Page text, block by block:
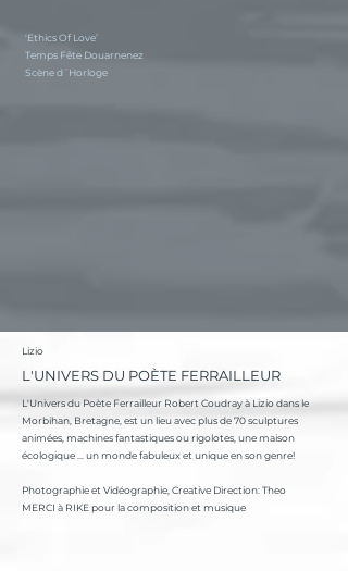
'Ethics Of Love’
Temps Fête Douarnenez
Scène d´Horloge
Lizio
L'UNIVERS DU POÈTE FERRAILLEUR
L'Univers du Poète Ferrailleur Robert Coudray à Lizio dans le
Morbihan, Bretagne, est un lieu avec plus de 70 sculptures
animées, machines fantastiques ou rigolotes, une maison
écologique ... un monde fabuleux et unique en son genre!
Photographie et Vidéographie, Creative Direction: Theo
MERCI à RIKE pour la composition et musique